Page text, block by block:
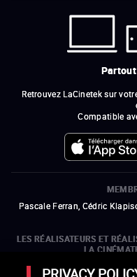
Retrouvez LaCinetek sur
Compatible
Pascale Ferran, Cédric
LES RÉALISATEURS ET
LA
Olivier Assayas, Bertrand